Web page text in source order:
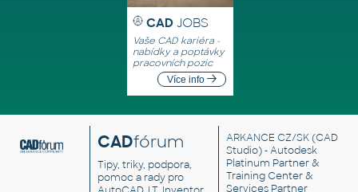
CAD JOBS
Vaše CAD kariéra -
nabídky a poptávky
pracovních pozic
Více info
CADfórum
Tipy, triky, podpora,
pomoc a rady pro
ARKANCE CZ/SK(CAD
Studio) - Autodesk
Platinum Partner &
Training Center &
Services Partner